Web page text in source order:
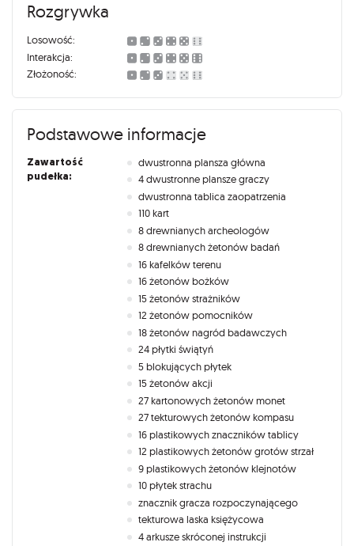
Rozgrywka
Losowość:
Interakcja:
Złożoność:
Podstawowe informacje
Zawartość
pudełka:
dwustronna plansza główna
4 dwustronne plansze graczy
dwustronna tablica zaopatrzenia
110 kart
8 drewnianych archeologów
8 drewnianych żetonów badań
16 kafelków terenu
16 żetonów bożków
15 żetonów strażników
12 żetonów pomocników
18 żetonów nagród badawczych
24 płytki świątyń
5 blokujących płytek
15 żetonów akcji
27 kartonowych żetonów monet
27 tekturowych żetonów kompasu
16 plastikowych znaczników tablicy
12 plastikowych żetonów grotów strzał
9 plastikowych żetonów klejnotów
10 płytek strachu
znacznik gracza rozpoczynającego
tekturowa laska księżycowa
4 arkusze skróconej instrukcji